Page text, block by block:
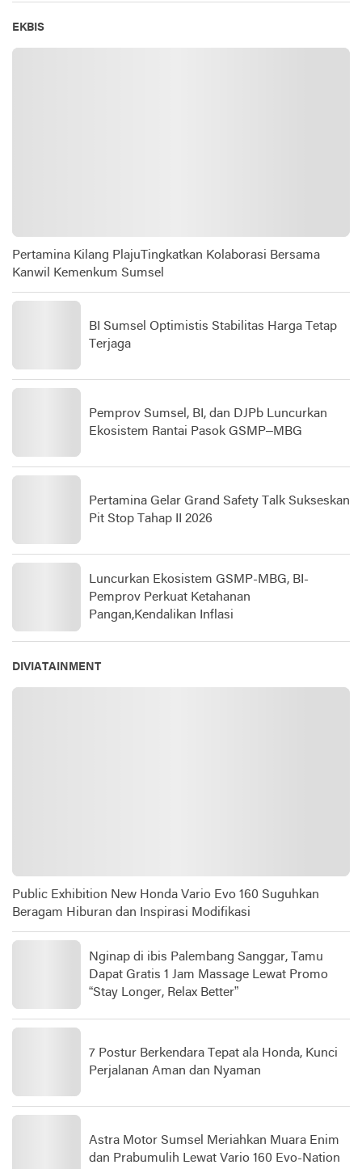
EKBIS
Pertamina Kilang PlajuTingkatkan Kolaborasi Bersama
Kanwil Kemenkum Sumsel
BI Sumsel Optimistis Stabilitas Harga Tetap
Terjaga
Pemprov Sumsel, BI, dan DJPb Luncurkan
Ekosistem Rantai Pasok GSMP–MBG
Pertamina Gelar Grand Safety Talk Sukseskan
Pit Stop Tahap II 2026
Luncurkan Ekosistem GSMP-MBG, BI-
Pemprov Perkuat Ketahanan
Pangan,Kendalikan Inflasi
DIVIATAINMENT
Public Exhibition New Honda Vario Evo 160 Suguhkan
Beragam Hiburan dan Inspirasi Modifikasi
Nginap di ibis Palembang Sanggar, Tamu
Dapat Gratis 1 Jam Massage Lewat Promo
“Stay Longer, Relax Better”
7 Postur Berkendara Tepat ala Honda, Kunci
Perjalanan Aman dan Nyaman
Astra Motor Sumsel Meriahkan Muara Enim
dan Prabumulih Lewat Vario 160 Evo-Nation